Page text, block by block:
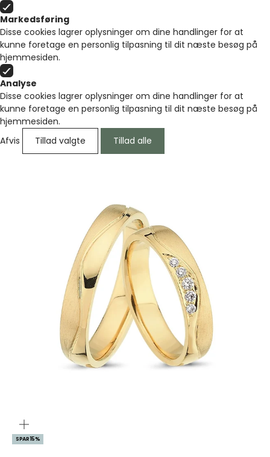
Markedsføring
Disse cookies lagrer oplysninger om dine handlinger for at
kunne foretage en personlig tilpasning til dit næste besøg på
hjemmesiden.
Analyse
Disse cookies lagrer oplysninger om dine handlinger for at
kunne foretage en personlig tilpasning til dit næste besøg på
hjemmesiden.
Afvis
Tillad valgte Tillad alle
SPAR 15%